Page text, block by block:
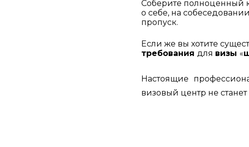
Соберите полноценный
о себе, на
пропуск.
требования для визы «
Настоящие
визовый центр не